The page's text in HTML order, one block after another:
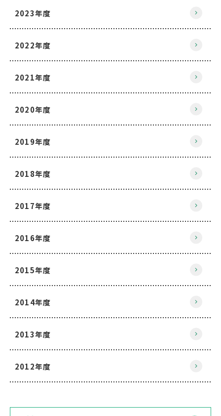
2023年度
2022年度
2021年度
2020年度
2019年度
2018年度
2017年度
2016年度
2015年度
2014年度
2013年度
2012年度